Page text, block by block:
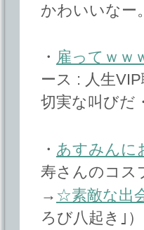
かわいいなー。
・ 雇ってｗｗ
ース : 人生VIP
切実な叫びだ
・ あすみんに
寿さんのコス
→ ☆素敵な出
ろび八起き｣）